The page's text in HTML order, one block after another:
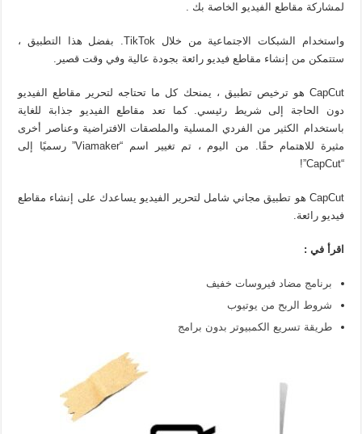
لمشاركة مقاطع الفيديو الخاصة بك .
واستخدام الشبكات الاجتماعية من خلال TikTok. بفضل هذا التطبيق ،
ستتمكن من إنشاء مقاطع فيديو رائعة بجودة عالية وفي وقت قصير.
CapCut هو ترخيص تطبيق ، يمنحك كل ما تحتاجه لتحرير مقاطع الفيديو
دون الحاجة إلى شريط رئيسي. كما تعد مقاطع الفيديو جذابة للغاية
باستخدام الكثير من الفردي المسلية والملصقات الافتراضية وعناصر أخرى
مثيرة للاهتمام حقًا. من اليوم ، تم تغيير اسم “Viamaker” رسميًا إلى
“CapCut”!
CapCut هو تطبيق مجاني شامل لتحرير الفيديو يساعدك على إنشاء مقاطع
فيديو رائعة.
اقرأ في :
برنامج مضاد فيروسات خفيف
شروط الربح من يوتيوب
طريقة تسريع الكمبيوتر بدون برامج